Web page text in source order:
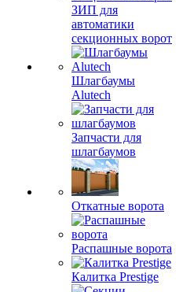
ЗИП для
автоматики
секционных ворот
Шлагбаумы
Alutech
Запчасти для
шлагбаумов
Откатные ворота
Распашные ворота
Калитка Prestige